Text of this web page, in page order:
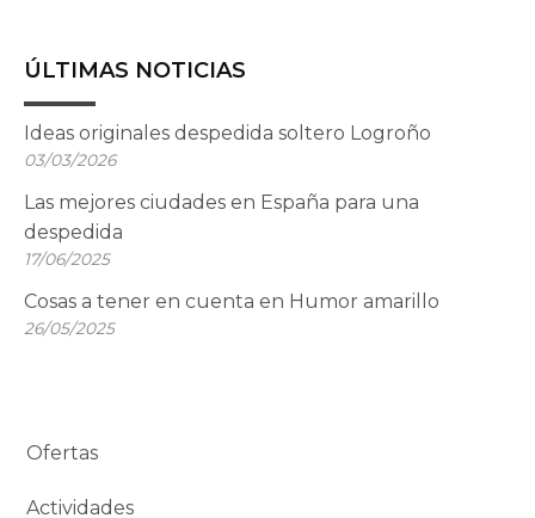
ÚLTIMAS NOTICIAS
Ideas originales despedida soltero Logroño
03/03/2026
Las mejores ciudades en España para una
despedida
17/06/2025
Cosas a tener en cuenta en Humor amarillo
26/05/2025
Ofertas
Actividades